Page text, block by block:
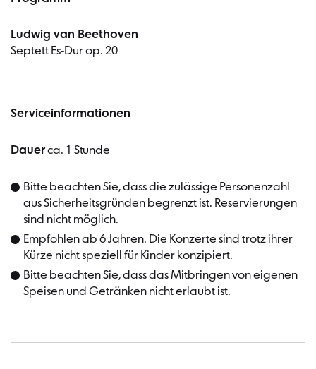
Ludwig van Beethoven
Septett Es-Dur op. 20
Serviceinformationen
Dauerca. 1 Stunde
Bitte beachten Sie, dass die zulässige Personenzahl
aus Sicherheitsgründen begrenzt ist. Reservierungen
sind nicht möglich.
Empfohlen ab 6 Jahren. Die Konzerte sind trotz ihrer
Kürze nicht speziell für Kinder konzipiert.
Bitte beachten Sie, dass das Mitbringen von eigenen
Speisen und Getränken nicht erlaubt ist.